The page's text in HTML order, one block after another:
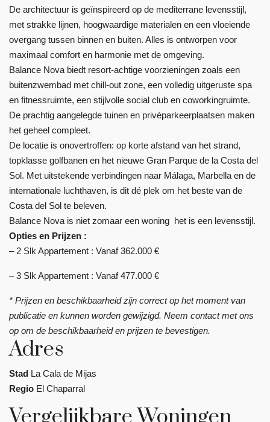
De architectuur is geïnspireerd op de mediterrane levensstijl,
met strakke lijnen, hoogwaardige materialen en een vloeiende
overgang tussen binnen en buiten. Alles is ontworpen voor
maximaal comfort en harmonie met de omgeving.
Balance Nova biedt resort-achtige voorzieningen zoals een
buitenzwembad met chill-out zone, een volledig uitgeruste spa
en fitnessruimte, een stijlvolle social club en coworkingruimte.
De prachtig aangelegde tuinen en privéparkeerplaatsen maken
het geheel compleet.
De locatie is onovertroffen: op korte afstand van het strand,
topklasse golfbanen en het nieuwe Gran Parque de la Costa del
Sol. Met uitstekende verbindingen naar Málaga, Marbella en de
internationale luchthaven, is dit dé plek om het beste van de
Costa del Sol te beleven.
Balance Nova is niet zomaar een woning  het is een levensstijl.
Opties en Prijzen :
– 2 Slk Appartement : Vanaf 362.000 €
– 3 Slk Appartement : Vanaf 477.000 €
* Prijzen en beschikbaarheid zijn correct op het moment van
publicatie en kunnen worden gewijzigd. Neem contact met ons
op om de beschikbaarheid en prijzen te bevestigen.
Adres
Stad La Cala de Mijas
Regio El Chaparral